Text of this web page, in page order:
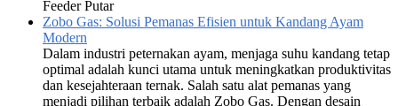
Feeder Putar
Zobo Gas: Solusi Pemanas Efisien untuk Kandang Ayam
Modern
Dalam industri peternakan ayam, menjaga suhu kandang tetap
optimal adalah kunci utama untuk meningkatkan produktivitas
dan kesejahteraan ternak. Salah satu alat pemanas yang
menjadi pilihan terbaik adalah Zobo Gas. Dengan desain